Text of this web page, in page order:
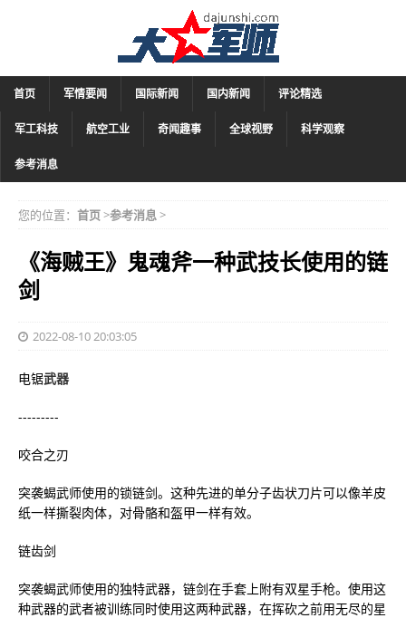
首页 军情要闻 国际新闻 国内新闻 评论精选
军工科技 航空工业 奇闻趣事 全球视野 科学观察
参考消息
您的位置： 首页>参考消息>
《海贼王》鬼魂斧一种武技长使用的链
剑
2022-08-10 20:03:05
电锯武器
---------
咬合之刃
突袭蝎武师使用的锁链剑。这种先进的单分子齿状刀片可以像羊皮
纸一样撕裂肉体，对骨骼和盔甲一样有效。
链齿剑
突袭蝎武师使用的独特武器，链剑在手套上附有双星手枪。使用这
种武器的武者被训练同时使用这两种武器，在挥砍之前用无尽的星